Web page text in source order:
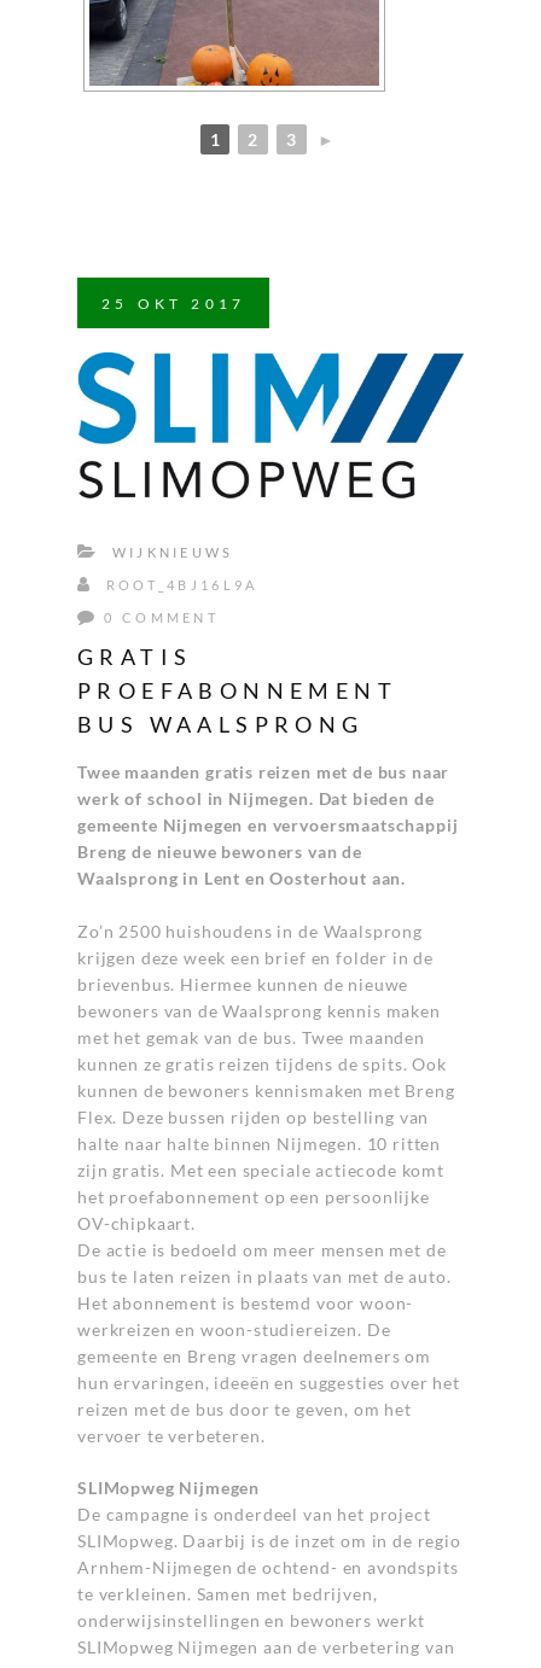
1 2 3 ►
25 OKT 2017
WIJKNIEUWS
ROOT_4BJ16L9A
0 COMMENT
GRATIS
PROEFABONNEMENT
BUS WAALSPRONG
Twee maanden gratis reizen met de bus naar
werk of school in Nijmegen. Dat bieden de
gemeente Nijmegen en vervoersmaatschappij
Breng de nieuwe bewoners van de
Waalsprong in Lent en Oosterhout aan.
Zo’n 2500 huishoudens in de Waalsprong
krijgen deze week een brief en folder in de
brievenbus. Hiermee kunnen de nieuwe
bewoners van de Waalsprong kennis maken
met het gemak van de bus. Twee maanden
kunnen ze gratis reizen tijdens de spits. Ook
kunnen de bewoners kennismaken met Breng
Flex. Deze bussen rijden op bestelling van
halte naar halte binnen Nijmegen. 10 ritten
zijn gratis. Met een speciale actiecode komt
het proefabonnement op een persoonlijke
OV-chipkaart.
De actie is bedoeld om meer mensen met de
bus te laten reizen in plaats van met de auto.
Het abonnement is bestemd voor woon-
werkreizen en woon-studiereizen. De
gemeente en Breng vragen deelnemers om
hun ervaringen, ideeën en suggesties over het
reizen met de bus door te geven, om het
vervoer te verbeteren.
SLIMopweg Nijmegen
De campagne is onderdeel van het project
SLIMopweg. Daarbij is de inzet om in de regio
Arnhem-Nijmegen de ochtend- en avondspits
te verkleinen. Samen met bedrijven,
onderwijsinstellingen en bewoners werkt
SLIMopweg Nijmegen aan de verbetering van